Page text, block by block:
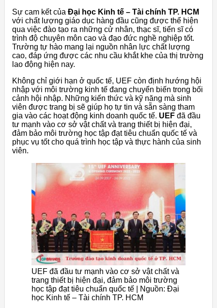
Sự cam kết của Đại học Kinh tế – Tài chính TP. HCM
với chất lượng giáo dục hàng đầu cũng được thể hiện
qua việc đào tạo ra những cử nhân, thạc sĩ, tiến sĩ có
trình độ chuyên môn cao và đạo đức nghề nghiệp tốt.
Trường tự hào mang lại nguồn nhân lực chất lượng
cao, đáp ứng được các nhu cầu khắt khe của thị trường
lao động hiện nay.
Không chỉ giới hạn ở quốc tế, UEF còn định hướng hội
nhập với môi trường kinh tế đang chuyển biến trong bối
cảnh hội nhập. Những kiến thức và kỹ năng mà sinh
viên được trang bị sẽ giúp họ tự tin và sẵn sàng tham
gia vào các hoạt động kinh doanh quốc tế. UEF đã đầu
tư mạnh vào cơ sở vật chất và trang thiết bị hiện đại,
đảm bảo môi trường học tập đạt tiêu chuẩn quốc tế và
phục vụ tốt cho quá trình học tập và thực hành của sinh
viên.
UEF đã đầu tư mạnh vào cơ sở vật chất và
trang thiết bị hiện đại, đảm bảo môi trường
học tập đạt tiêu chuẩn quốc tế | Nguồn: Đại
học Kinh tế – Tài chính TP. HCM